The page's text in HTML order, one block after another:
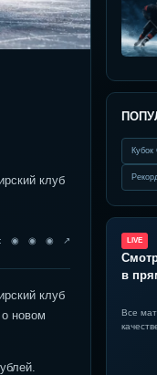
клуб
◉ ◉ ◉ ↗
клуб
о новом
Кубок
LIVE
в
Все